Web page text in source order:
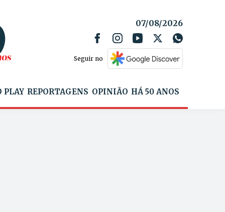
07/08/2026
Seguir no
PLAY REPORTAGENS OPINIÃO HÁ 50 ANOS